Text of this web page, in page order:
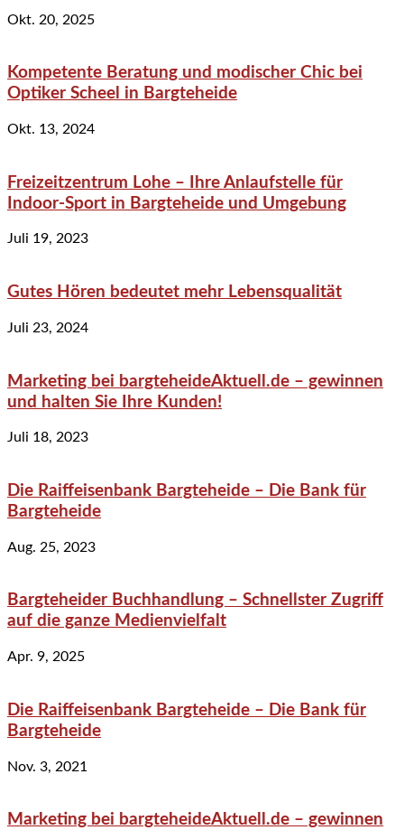
Okt. 20, 2025
Kompetente Beratung und modischer Chic bei
Optiker Scheel in Bargteheide
Okt. 13, 2024
Freizeitzentrum Lohe – Ihre Anlaufstelle für
Indoor-Sport in Bargteheide und Umgebung
Juli 19, 2023
Gutes Hören bedeutet mehr Lebensqualität
Juli 23, 2024
Marketing bei bargteheideAktuell.de – gewinnen
und halten Sie Ihre Kunden!
Juli 18, 2023
Die Raiffeisenbank Bargteheide – Die Bank für
Bargteheide
Aug. 25, 2023
Bargteheider Buchhandlung – Schnellster Zugriff
auf die ganze Medienvielfalt
Apr. 9, 2025
Die Raiffeisenbank Bargteheide – Die Bank für
Bargteheide
Nov. 3, 2021
Marketing bei bargteheideAktuell.de – gewinnen